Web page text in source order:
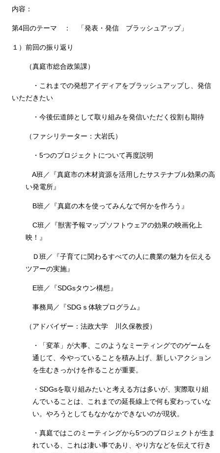
内容：
第4回のテーマ ： 「発表・発信 ブラッシュアップ」
１）前回の振り返り
（真庭市総合政策課）
・これまでの発想アイディアをブラッシュアップし、発信
いただきたい
・今後伝道師として取り組みを発信いただく役割も期待
（ファシリテーター：大岩氏）
・5つのプロジェクトについて再度説明
A班／『真庭市の木材資源を活用したサステナブル効果の高
い発電所』
B班／『真庭の木を使ってみんなで何かを作ろう』
C班／『獣害予報マップソフトウェアの効果の映画化上
映！』
Ｄ班／『子育てに関わるすべての人に農業の魅力を伝える
ツアーの実施』
E班／『SDGsタウン構想』
事務局／『SDGｓ体験プログラム』
（アドバイザー：法政大学 川久保教授）
・「変革」が大事、このようなミーティングでのゲームを
通じて、今やっていることを積み上げ、新しいアクション
を生むきっかけを作ることが重要。
・SDGsを取り組みたいと考える方は多いが、実際取り組
んでいることは、これまでの延長線上で何も変わっていな
い。やろうとしてもなかなかできないのが現状。
・真庭ではこのミーティングから5つのプロジェクトが生ま
れている、これは凄い事であり、やり方などを伝えて行き